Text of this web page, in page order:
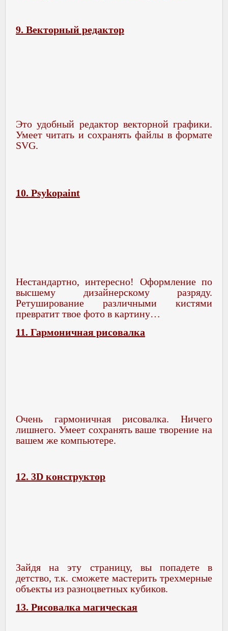
9. Векторный редактор
Это удобный редактор векторной графики.
Умеет читать и сохранять файлы в формате
SVG.
10. Psykopaint
Нестандартно, интересно! Оформление по
высшему дизайнерскому разряду.
Ретуширование различными кистями
превратит твое фото в картину…
11. Гармоничная рисовалка
Очень гармоничная рисовалка. Ничего
лишнего. Умеет сохранять ваше творение на
вашем же компьютере.
12. 3D конструктор
Зайдя на эту страницу, вы попадете в
детство, т.к. сможете мастерить трехмерные
объекты из разноцветных кубиков.
13. Рисовалка магическая